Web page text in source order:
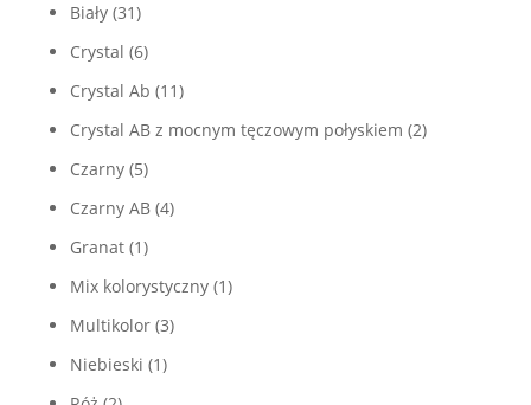
Biały (31)
Crystal (6)
Crystal Ab (11)
Crystal AB z mocnym tęczowym połyskiem (2)
Czarny (5)
Czarny AB (4)
Granat (1)
Mix kolorystyczny (1)
Multikolor (3)
Niebieski (1)